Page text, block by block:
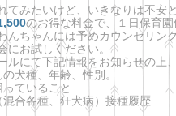
てみたいけど、いきなりは不安と
のお得な料金で、
１日保育
んちゃんには予めカウンセリン
にお試しください。
ルにて下記情報をお知らせの上
犬種、年齢、性別。
ていること
混合各種、狂犬病）接種履歴